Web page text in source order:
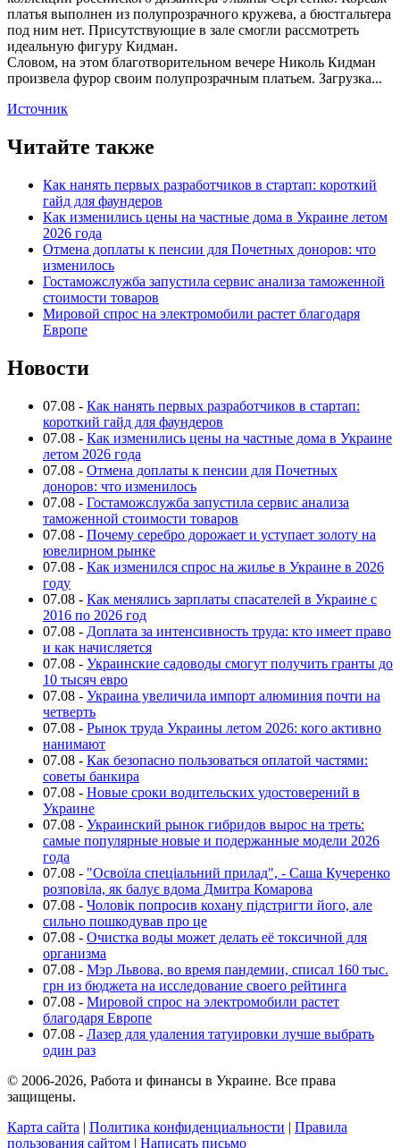
платья выполнен из полупрозрачного кружева, а бюстгальтера
под ним нет. Присутствующие в зале смогли рассмотреть
идеальную фигуру Кидман.
Словом, на этом благотворительном вечере Николь Кидман
произвела фурор своим полупрозрачным платьем. Загрузка...
Источник
Читайте также
Как нанять первых разработчиков в стартап: короткий
гайд для фаундеров
Как изменились цены на частные дома в Украине летом
2026 года
Отмена доплаты к пенсии для Почетных доноров: что
изменилось
Гостаможслужба запустила сервис анализа таможенной
стоимости товаров
Мировой спрос на электромобили растет благодаря
Европе
Новости
07.08 - Как нанять первых разработчиков в стартап:
короткий гайд для фаундеров
07.08 - Как изменились цены на частные дома в Украине
летом 2026 года
07.08 - Отмена доплаты к пенсии для Почетных
доноров: что изменилось
07.08 - Гостаможслужба запустила сервис анализа
таможенной стоимости товаров
07.08 - Почему серебро дорожает и уступает золоту на
ювелирном рынке
07.08 - Как изменился спрос на жилье в Украине в 2026
году
07.08 - Как менялись зарплаты спасателей в Украине с
2016 по 2026 год
07.08 - Доплата за интенсивность труда: кто имеет право
и как начисляется
07.08 - Украинские садоводы смогут получить гранты до
10 тысяч евро
07.08 - Украина увеличила импорт алюминия почти на
четверть
07.08 - Рынок труда Украины летом 2026: кого активно
нанимают
07.08 - Как безопасно пользоваться оплатой частями:
советы банкира
07.08 - Новые сроки водительских удостоверений в
Украине
07.08 - Украинский рынок гибридов вырос на треть:
самые популярные новые и подержанные модели 2026
года
07.08 - "Освоїла спеціальний прилад", - Саша Кучеренко
розповіла, як балує вдома Дмитра Комарова
07.08 - Чоловік попросив кохану підстригти його, але
сильно пошкодував про це
07.08 - Очистка воды может делать её токсичной для
организма
07.08 - Мэр Львова, во время пандемии, списал 160 тыс.
грн из бюджета на исследование своего рейтинга
07.08 - Мировой спрос на электромобили растет
благодаря Европе
07.08 - Лазер для удаления татуировки лучше выбрать
один раз
© 2006-2026, Работа и финансы в Украине. Все права
защищены.
Карта сайта | Политика конфиденциальности | Правила
пользования сайтом | Написать письмо